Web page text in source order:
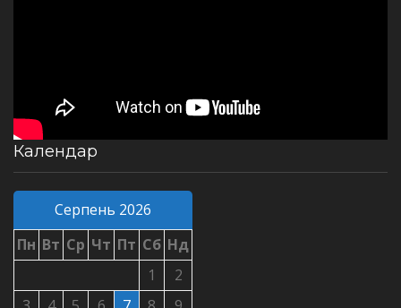
Календар
Серпень 2026
Пн Вт Ср Чт Пт Сб Нд
1
2